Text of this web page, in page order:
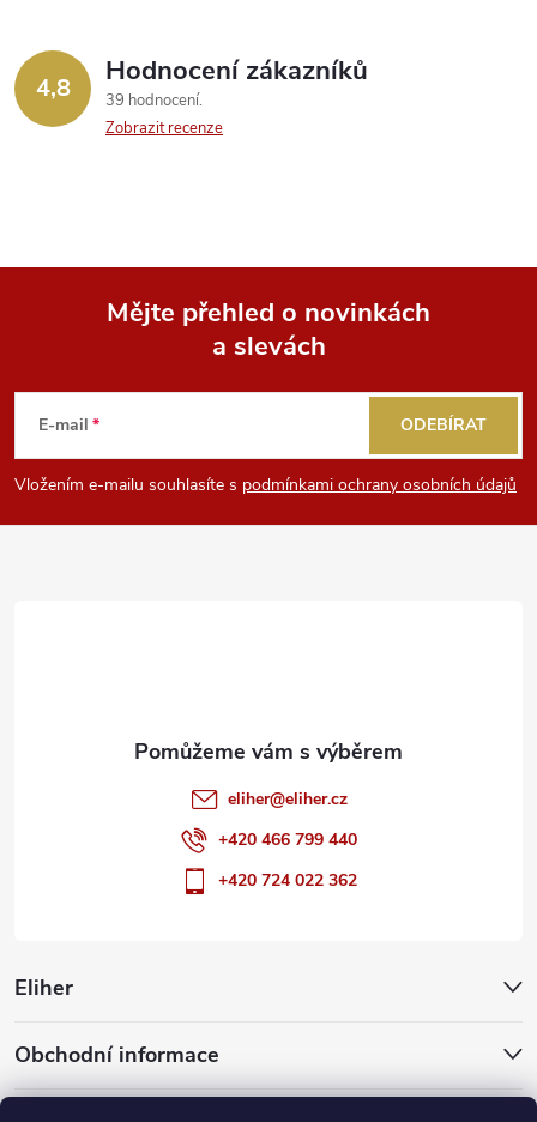
4,8 Hodnocení zákazníků
39 hodnocení
Zobrazit recenze
p
Mějte přehled o novinkách
a slevách
E-mail
Vložením e-mailu souhlasíte s podmínkami ochrany osobních údajů
ODEBÍRAT
Eliher
Obchodní informace
eliher@eliher.cz
+420 466 799 440
+420 724 022 362